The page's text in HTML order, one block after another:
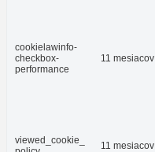
cookielawinfo-
checkbox-
performance
11 mesiacov
viewed_cookie_
11 mesiacov